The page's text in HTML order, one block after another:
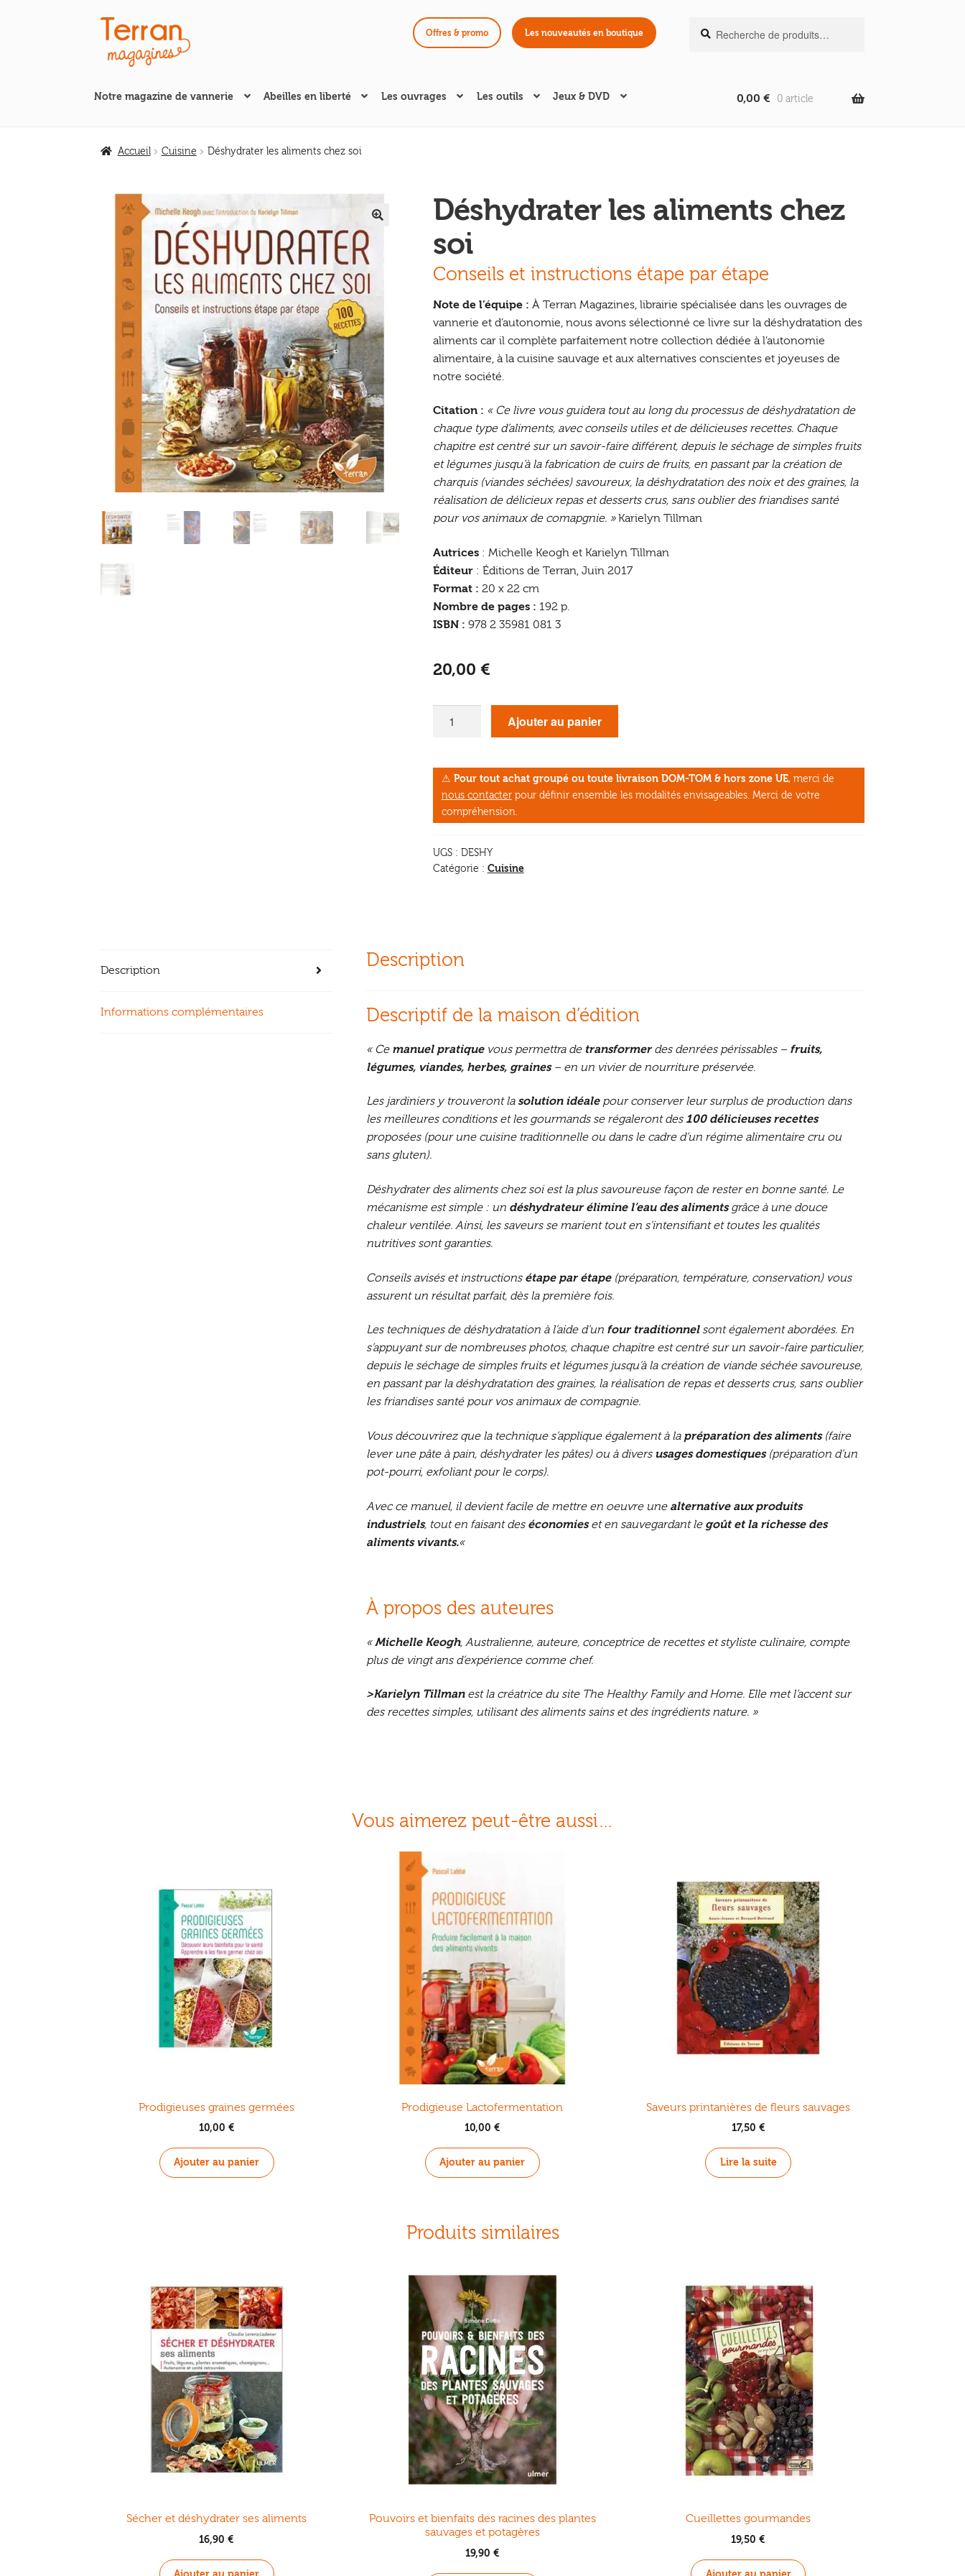
Aller
à
la
Aller
au
contenu
Offres & promo Les nouveautés en boutique
pour :
Recherche
Notre magazine de vannerie Abeilles en liberté Les ouvrages Les outils Jeux & DVD 0,00 € 0 article
Accueil Cuisine Déshydrater les aliments chez soi
Déshydrater les aliments chez
soi
Conseils et instructions étape par étape
Note de l’équipe : À Terran Magazines, librairie spécialisée dans les ouvrages de
vannerie et d’autonomie, nous avons sélectionné ce livre sur la déshydratation des
aliments car il complète parfaitement notre collection dédiée à l’autonomie
alimentaire, à la cuisine sauvage et aux alternatives conscientes et joyeuses de
notre société.
Citation : « Ce livre vous guidera tout au long du processus de déshydratation de
chaque type d’aliments, avec conseils utiles et de délicieuses recettes. Chaque
chapitre est centré sur un savoir-faire différent, depuis le séchage de simples fruits
et légumes jusqu’à la fabrication de cuirs de fruits, en passant par la création de
charquis (viandes séchées) savoureux, la déshydratation des noix et des graines, la
réalisation de délicieux repas et desserts crus, sans oublier des friandises santé
pour vos animaux de comapgnie. »Karielyn Tillman
Autrices: Michelle Keogh et Karielyn Tillman
Éditeur: Éditions de Terran, Juin 2017
Format : 20 x 22 cm
Nombre de pages : 192 p.
ISBN : 978 2 35981 081 3
20,00 €
les
aliments
chez
soi
Ajouter au panier
⚠ Pour tout achat groupé ou toute livraison DOM-TOM & hors zone UE, merci de
nous contacterpour définir ensemble les modalités envisageables. Merci de votre
compréhension.
UGS : DESHY
Catégorie : Cuisine
Description
Informations complémentaires
Description
Descriptif de la maison d’édition
« Ce manuel pratiquevous permettra de transformerdes denrées périssables – fruits,
légumes, viandes, herbes, graines– en un vivier de nourriture préservée.
Les jardiniers y trouveront la solution idéalepour conserver leur surplus de production dans
les meilleures conditions et les gourmands se régaleront des 100 délicieuses recettes
proposées (pour une cuisine traditionnelle ou dans le cadre d’un régime alimentaire cru ou
sans gluten).
Déshydrater des aliments chez soi est la plus savoureuse façon de rester en bonne santé. Le
mécanisme est simple : un déshydrateur élimine l’eau des alimentsgrâce à une douce
chaleur ventilée. Ainsi, les saveurs se marient tout en s’intensifiant et toutes les qualités
nutritives sont garanties.
Conseils avisés et instructions étape par étape(préparation, température, conservation) vous
assurent un résultat parfait, dès la première fois.
Les techniques de déshydratation à l’aide d’un four traditionnelsont également abordées. En
s’appuyant sur de nombreuses photos, chaque chapitre est centré sur un savoir-faire particulier,
depuis le séchage de simples fruits et légumes jusqu’à la création de viande séchée savoureuse,
en passant par la déshydratation des graines, la réalisation de repas et desserts crus, sans oublier
les friandises santé pour vos animaux de compagnie.
Vous découvrirez que la technique s’applique également à la préparation des aliments(faire
lever une pâte à pain, déshydrater les pâtes) ou à divers usages domestiques(préparation d’un
pot-pourri, exfoliant pour le corps).
Avec ce manuel, il devient facile de mettre en oeuvre une alternative aux produits
industriels, tout en faisant des économieset en sauvegardant le goût et la richesse des
aliments vivants.«
À propos des auteures
«Michelle Keogh, Australienne, auteure, conceptrice de recettes et styliste culinaire, compte
plus de vingt ans d’expérience comme chef.
>Karielyn Tillmanest la créatrice du site The Healthy Family and Home. Elle met l’accent sur
des recettes simples, utilisant des aliments sains et des ingrédients nature. »
Vous aimerez peut-être aussi…
Prodigieuses graines germées
10,00 €
Ajouter au panier
Prodigieuse Lactofermentation
10,00 €
Ajouter au panier
Saveurs printanières de fleurs sauvages
17,50 €
Lire la suite
Produits similaires
Sécher et déshydrater ses aliments
16,90€
Pouvoirs et bienfaits des racines des plantes
sauvages et potagères
19,90 €
Cueillettes gourmandes
19,50€